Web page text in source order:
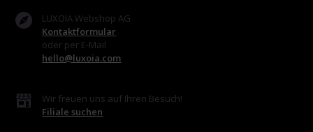
LUXOIA Webshop AG
Kontaktformular
oder per E-Mail
hello@luxoia.com
Wir freuen uns auf Ihren Besuch!
Filiale suchen